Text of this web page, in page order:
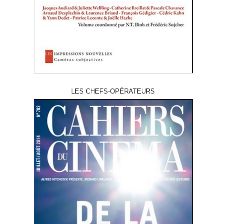
LES CHEFS-OPÉRATEURS